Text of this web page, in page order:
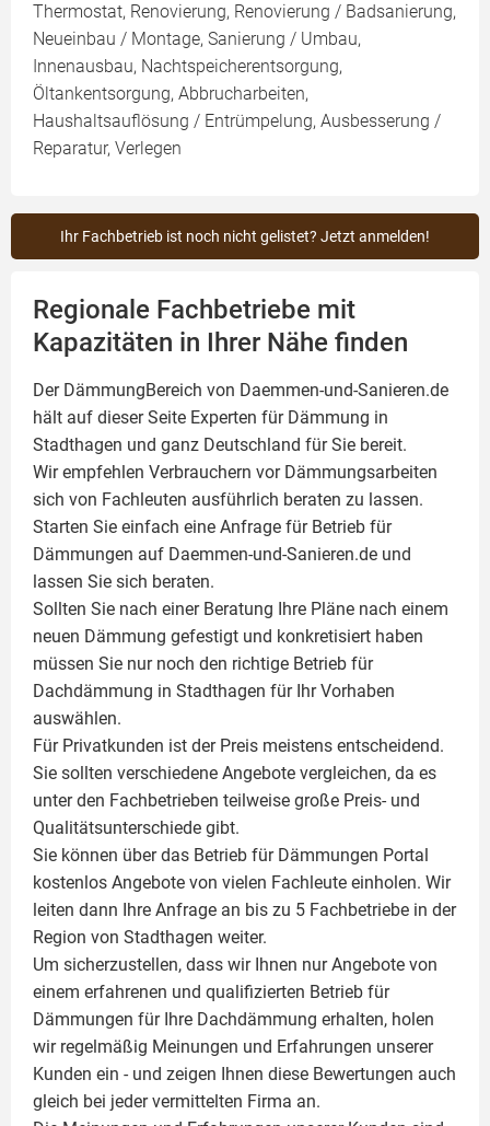
Thermostat, Renovierung, Renovierung / Badsanierung,
Neueinbau / Montage, Sanierung / Umbau,
Innenausbau, Nachtspeicherentsorgung,
Öltankentsorgung, Abbrucharbeiten,
Haushaltsauflösung / Entrümpelung, Ausbesserung /
Reparatur, Verlegen
Ihr Fachbetrieb ist noch nicht gelistet? Jetzt anmelden!
Regionale Fachbetriebe mit
Kapazitäten in Ihrer Nähe finden
Der DämmungBereich von Daemmen-und-Sanieren.de
hält auf dieser Seite Experten für Dämmung in
Stadthagen und ganz Deutschland für Sie bereit.
Wir empfehlen Verbrauchern vor Dämmungsarbeiten
sich von Fachleuten ausführlich beraten zu lassen.
Starten Sie einfach eine Anfrage für Betrieb für
Dämmungen auf Daemmen-und-Sanieren.de und
lassen Sie sich beraten.
Sollten Sie nach einer Beratung Ihre Pläne nach einem
neuen Dämmung gefestigt und konkretisiert haben
müssen Sie nur noch den richtige Betrieb für
Dachdämmung in Stadthagen für Ihr Vorhaben
auswählen.
Für Privatkunden ist der Preis meistens entscheidend.
Sie sollten verschiedene Angebote vergleichen, da es
unter den Fachbetrieben teilweise große Preis- und
Qualitätsunterschiede gibt.
Sie können über das Betrieb für Dämmungen Portal
kostenlos Angebote von vielen Fachleute einholen. Wir
leiten dann Ihre Anfrage an bis zu 5 Fachbetriebe in der
Region von Stadthagen weiter.
Um sicherzustellen, dass wir Ihnen nur Angebote von
einem erfahrenen und qualifizierten Betrieb für
Dämmungen für Ihre Dachdämmung erhalten, holen
wir regelmäßig Meinungen und Erfahrungen unserer
Kunden ein - und zeigen Ihnen diese Bewertungen auch
gleich bei jeder vermittelten Firma an.